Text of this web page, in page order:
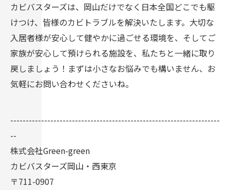
カビバスターズは、岡山だけでなく日本全国どこでも駆
けつけ、皆様のカビトラブルを解決いたします。大切な
入居者様が安心して健やかに過ごせる環境を、そしてご
家族が安心して預けられる施設を、私たちと一緒に取り
戻しましょう！まずは小さなお悩みでも構いません、お
気軽にお問い合わせくださいね。
--------------------------------------------------------------------
--
株式会社Green-green
カビバスターズ岡山・西東京
〒711-0907